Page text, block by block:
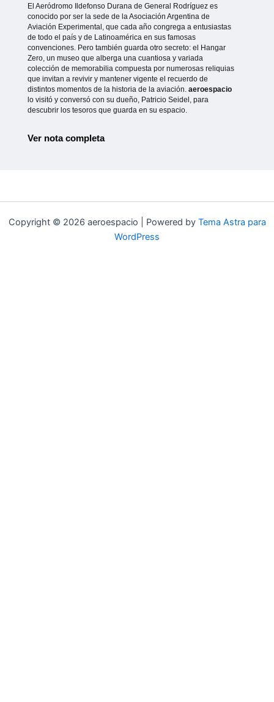
El Aeródromo Ildefonso Durana de General Rodríguez es
conocido por ser la sede de la Asociación Argentina de
Aviación Experimental, que cada año congrega a entusiastas
de todo el país y de Latinoamérica en sus famosas
convenciones. Pero también guarda otro secreto: el Hangar
Zero, un museo que alberga una cuantiosa y variada
colección de memorabilia compuesta por numerosas reliquias
que invitan a revivir y mantener vigente el recuerdo de
distintos momentos de la historia de la aviación. aeroespacio
lo visitó y conversó con su dueño, Patricio Seidel, para
descubrir los tesoros que guarda en su espacio.
Ver nota completa
Copyright © 2026 aeroespacio | Powered by Tema Astra para
WordPress